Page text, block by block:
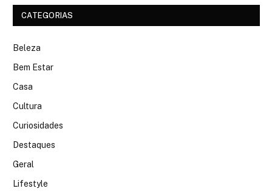
CATEGORIAS
Beleza
Bem Estar
Casa
Cultura
Curiosidades
Destaques
Geral
Lifestyle